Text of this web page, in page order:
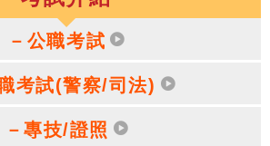
－公職考試
考試(警察/司法)
－專技/證照